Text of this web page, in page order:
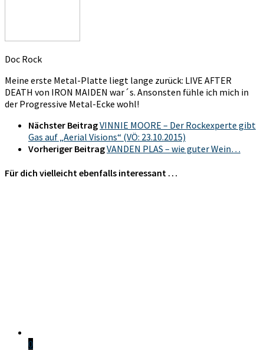
Doc Rock
Meine erste Metal-Platte liegt lange zurück: LIVE AFTER
DEATH von IRON MAIDEN war´s. Ansonsten fühle ich mich in
der Progressive Metal-Ecke wohl!
Nächster BeitragVINNIE MOORE – Der Rockexperte gibt
Gas auf „Aerial Visions“ (VÖ: 23.10.2015)
Vorheriger BeitragVANDEN PLAS – wie guter Wein…
Für dich vielleicht ebenfalls interessant …
0